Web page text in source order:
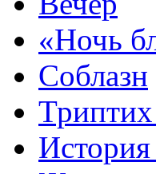
«Ночь
Соблазн